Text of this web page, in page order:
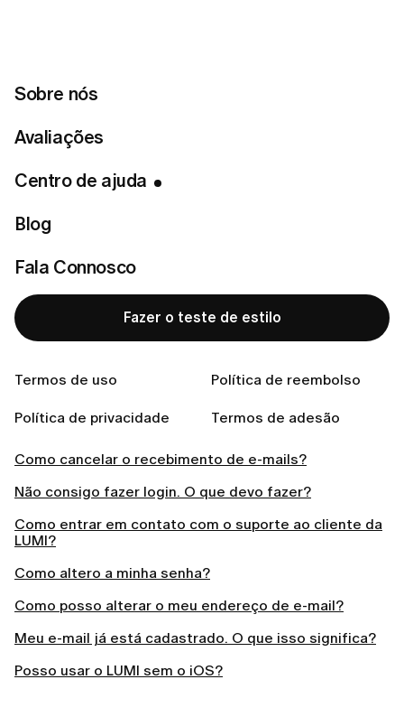
Sobre nós
Avaliações
Centro de ajuda
Blog
Fala Connosco
Fazer o teste de estilo
Termos de uso Política de reembolso
Política de privacidade Termos de adesão
2. Role até o final da página e toque no botão
poderá ser desfeita.
Related articles
Como entrar no App LUMI
Como cancelar sua assinatura e política de reembolso
Esqueci minha senha. O que devo fazer?
Como cancelar o recebimento de e-mails?
Não consigo fazer login. O que devo fazer?
Como entrar em contato com o suporte ao cliente da
LUMI?
Como altero a minha senha?
Como posso alterar o meu endereço de e-mail?
Meu e-mail já está cadastrado. O que isso significa?
Posso usar o LUMI sem o iOS?